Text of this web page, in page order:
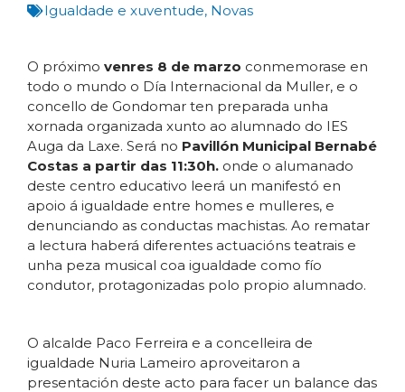
Igualdade e xuventude, Novas
O próximo venres 8 de marzo conmemorase en
todo o mundo o Día Internacional da Muller, e o
concello de Gondomar ten preparada unha
xornada organizada xunto ao alumnado do IES
Auga da Laxe. Será no Pavillón Municipal Bernabé
Costas a partir das 11:30h. onde o alumanado
deste centro educativo leerá un manifestó en
apoio á igualdade entre homes e mulleres, e
denunciando as conductas machistas. Ao rematar
a lectura haberá diferentes actuacións teatrais e
unha peza musical coa igualdade como fío
condutor, protagonizadas polo propio alumnado.
O alcalde Paco Ferreira e a concelleira de
igualdade Nuria Lameiro aproveitaron a
presentación deste acto para facer un balance das